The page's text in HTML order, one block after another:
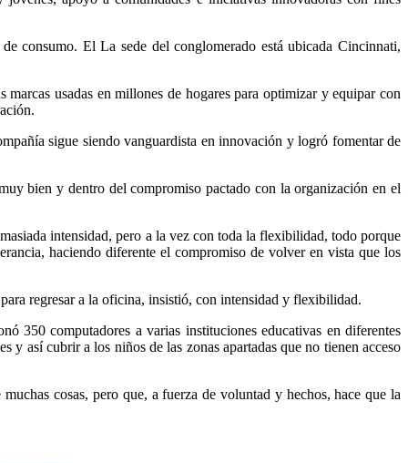
consumo. El La sede del conglomerado está ubicada Cincinnati,
usadas en millones de hogares para optimizar y equipar con
sigue siendo vanguardista en innovación y logró fomentar de
bien y dentro del compromiso pactado con la organización en el
intensidad, pero a la vez con toda la flexibilidad, todo porque
haciendo diferente el compromiso de volver en vista que los
regresar a la oficina, insistió, con intensidad y flexibilidad.
350 computadores a varias instituciones educativas en diferentes
así cubrir a los niños de las zonas apartadas que no tienen acceso
cosas, pero que, a fuerza de voluntad y hechos, hace que la